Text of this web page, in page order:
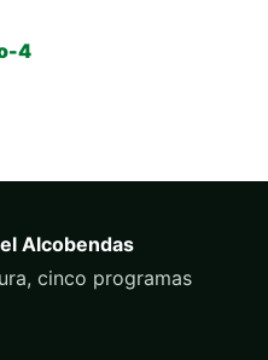
4
Alcobendas
cinco programas